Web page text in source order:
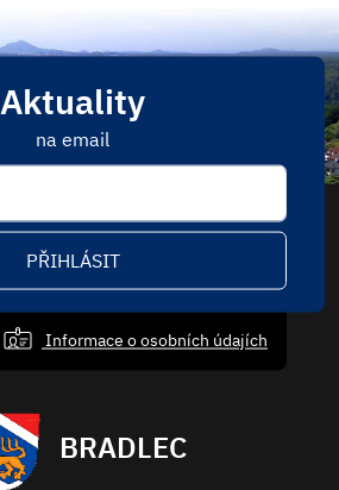
Aktuality
na email
PŘIHLÁSIT
Informace o osobních údajích
BRADLEC